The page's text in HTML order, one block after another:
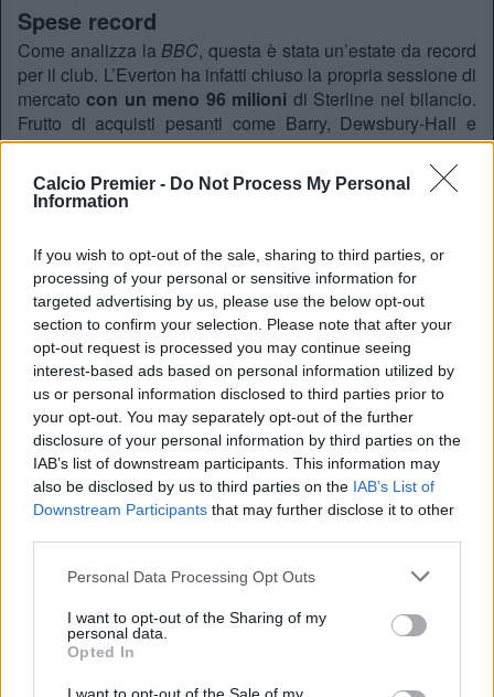
Calcio Premier - Do Not Process My Personal
Information
If you wish to opt-out of the sale, sharing to third parties, or
processing of your personal or sensitive information for
targeted advertising by us, please use the below opt-out
section to confirm your selection. Please note that after your
opt-out request is processed you may continue seeing
interest-based ads based on personal information utilized by
us or personal information disclosed to third parties prior to
your opt-out. You may separately opt-out of the further
disclosure of your personal information by third parties on the
IAB’s list of downstream participants. This information may
also be disclosed by us to third parties on the IAB’s List of
Downstream Participants that may further disclose it to other
Personal Data Processing Opt Outs
I want to opt-out of the Sharing of my
personal data.
Opted In
Spese record
Come analizza laBBC, questa è stata un’estate da record
per il club. L’Everton ha infatti chiuso la propria sessione di
mercatocon un meno 96 milioni di Sterline nel bilancio.
Frutto di acquisti pesanti come Barry, Dewsbury-Hall e
Dibling. Da non dimenticare ovviamente l’arrivo di
Grealish
in prestito, e di Rohl dal Friburgo. L’Everton non
aveva mai chiuso con un passivo simile. Ciò è stato
operato dai Friedkin, con quest’ultimi che sono stati
rimborsati, trasformati in azioni o rifinanziati a condizioni
più favorevoli. Oltre a questo giova ricordare che l’Everton
dal gennaio 2021 al gennaio 2025 non aveva
sostanzialmente speso, con 86 milioni di profitti.
Le ambizioni
Infine c’è il nuovo e modernissimoHill Dickinson
Stadium, che permetterà al club di aumentare
notevolmente i propri ricavi. Basti pensare che la capienza
è salita di 13mila posti. Tutto questo ha permesso ai
Freidkin di aprire i cordoni della borsa, e di far tornare a
banda di David Moyes. Lo scozzese è un
simbolo vivente
idee sono state recepite dalla squadra. Grealish è già
diventato un idolo, e Ndiaye si conferma uno dei giocatri